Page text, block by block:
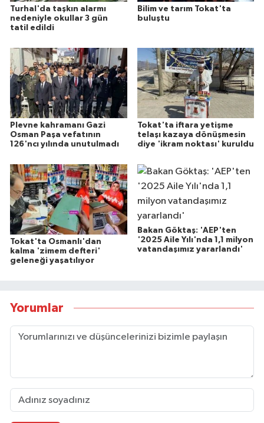
Turhal'da taşkın alarmı
nedeniyle okullar 3 gün
tatil edildi
Bilim ve tarım Tokat'ta
buluştu
Plevne kahramanı Gazi
Osman Paşa vefatının
126'ncı yılında unutulmadı
Tokat'ta iftara yetişme
telaşı kazaya dönüşmesin
diye 'ikram noktası' kuruldu
Tokat'ta Osmanlı'dan
kalma 'zimem defteri'
geleneği yaşatılıyor
Bakan Göktaş: 'AEP'ten
'2025 Aile Yılı'nda 1,1 milyon
vatandaşımız yararlandı'
Yorumlar